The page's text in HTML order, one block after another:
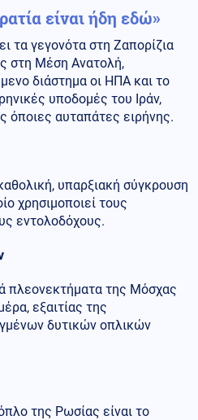
είναι ήδη εδώ»
τα γεγονότα στη Ζαπορίζια
στη Μέση Ανατολή,
διάστημα οι ΗΠΑ και το
υποδομές του Ιράν,
όποιες αυταπάτες ειρήνης.
υπαρξιακή σύγκρουση
χρησιμοποιεί τους
εντολοδόχους.
πλεονεκτήματα της Μόσχας
εξαιτίας της
δυτικών οπλικών
της Ρωσίας είναι το